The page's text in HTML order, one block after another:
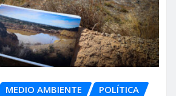
MEDIO AMBIENTE POLÍTICA